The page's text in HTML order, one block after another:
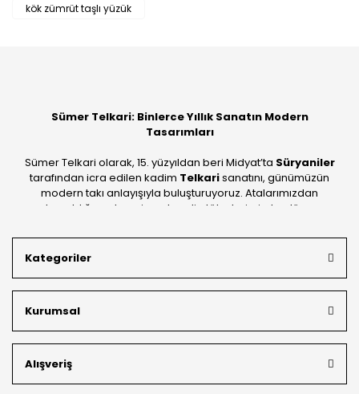
kök zümrüt taşlı yüzük
Sümer Telkari: Binlerce Yıllık Sanatın Modern
Tasarımları
Sümer Telkari olarak, 15. yüzyıldan beri Midyat’ta Süryaniler
tarafından icra edilen kadim Telkarisanatını, günümüzün
modern takı anlayışıyla buluşturuyoruz. Atalarımızdan
devraldığımız bu mirası; kendi atölyelerimizde, dünya
Mardin’in tarihi dokusunu yansıtan geleneksel işlemeleri, her
bütçeye uygun
müşterilerimizin özel siparişlerini benzersiz bir titizlikle
hazırlıyor; köklü geçmişimizi geleceğin takı modasına
güvenle taşıyoruz.
Kategoriler
Kurumsal
Alışveriş